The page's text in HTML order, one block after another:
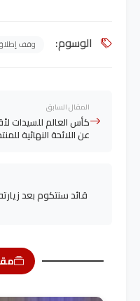
الوسوم: وقف إطلاق
المقال السابق
عن اللائحة النهائية
قائد سنتكوم بعد